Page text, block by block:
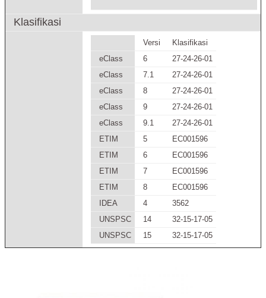
Klasifikasi
Versi
Klasifikasi
eClass
6
27-24-26-01
eClass
7.1
27-24-26-01
eClass
8
27-24-26-01
eClass
9
27-24-26-01
eClass
9.1
27-24-26-01
ETIM
5
EC001596
ETIM
6
EC001596
ETIM
7
EC001596
ETIM
8
EC001596
IDEA
4
3562
UNSPSC
14
32-15-17-05
UNSPSC
15 32-15-17-05